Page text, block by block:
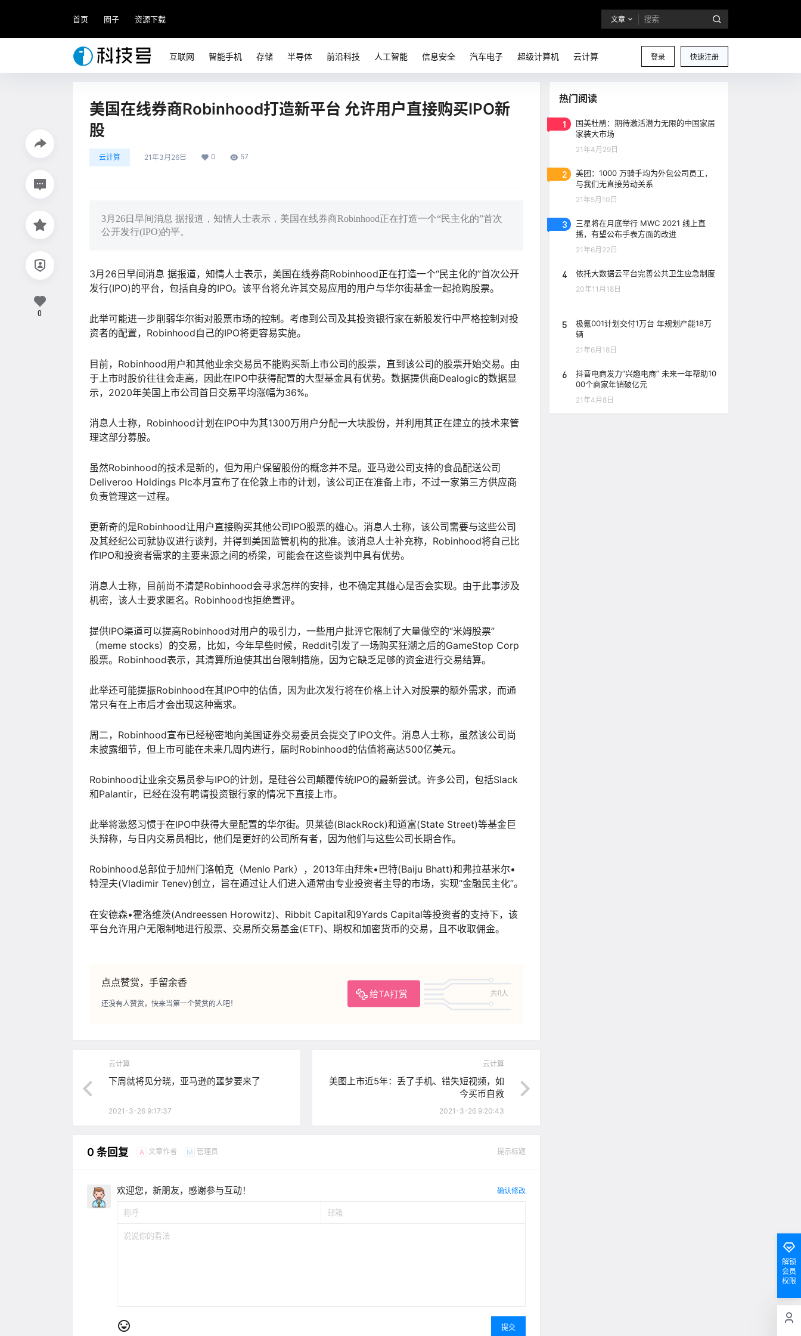
首页 圈子 资源下载 文章
登录 快速注册
互联网 智能手机 存储 半导体 前沿科技 人工智能 信息安全 汽车电子 超级计算机 云计算
美国在线券商Robinhood打造新平台 允许用户直接购买IPO新
股
云计算 21年3月26日 0 57
3月26日早间消息 据报道，知情人士表示，美国在线券商Robinhood正在打造一个“民主化的”首次
公开发行(IPO)的平。
3月26日早间消息 据报道，知情人士表示，美国在线券商Robinhood正在打造一个“民主化的”首次公开
发行(IPO)的平台，包括自身的IPO。该平台将允许其交易应用的用户与华尔街基金一起抢购股票。
此举可能进一步削弱华尔街对股票市场的控制。考虑到公司及其投资银行家在新股发行中严格控制对投
资者的配置，Robinhood自己的IPO将更容易实施。
目前，Robinhood用户和其他业余交易员不能购买新上市公司的股票，直到该公司的股票开始交易。由
于上市时股价往往会走高，因此在IPO中获得配置的大型基金具有优势。数据提供商Dealogic的数据显
示，2020年美国上市公司首日交易平均涨幅为36%。
消息人士称，Robinhood计划在IPO中为其1300万用户分配一大块股份，并利用其正在建立的技术来管
理这部分募股。
虽然Robinhood的技术是新的，但为用户保留股份的概念并不是。亚马逊公司支持的食品配送公司
Deliveroo Holdings Plc本月宣布了在伦敦上市的计划，该公司正在准备上市，不过一家第三方供应商
负责管理这一过程。
更新奇的是Robinhood让用户直接购买其他公司IPO股票的雄心。消息人士称，该公司需要与这些公司
及其经纪公司就协议进行谈判，并得到美国监管机构的批准。该消息人士补充称，Robinhood将自己比
作IPO和投资者需求的主要来源之间的桥梁，可能会在这些谈判中具有优势。
消息人士称，目前尚不清楚Robinhood会寻求怎样的安排，也不确定其雄心是否会实现。由于此事涉及
机密，该人士要求匿名。Robinhood也拒绝置评。
提供IPO渠道可以提高Robinhood对用户的吸引力，一些用户批评它限制了大量做空的“米姆股票”
（meme stocks）的交易，比如，今年早些时候，Reddit引发了一场购买狂潮之后的GameStop Corp
股票。Robinhood表示，其清算所迫使其出台限制措施，因为它缺乏足够的资金进行交易结算。
此举还可能提振Robinhood在其IPO中的估值，因为此次发行将在价格上计入对股票的额外需求，而通
常只有在上市后才会出现这种需求。
周二，Robinhood宣布已经秘密地向美国证券交易委员会提交了IPO文件。消息人士称，虽然该公司尚
未披露细节，但上市可能在未来几周内进行，届时Robinhood的估值将高达500亿美元。
Robinhood让业余交易员参与IPO的计划，是硅谷公司颠覆传统IPO的最新尝试。许多公司，包括Slack
和Palantir，已经在没有聘请投资银行家的情况下直接上市。
此举将激怒习惯于在IPO中获得大量配置的华尔街。贝莱德(BlackRock)和道富(State Street)等基金巨
头辩称，与日内交易员相比，他们是更好的公司所有者，因为他们与这些公司长期合作。
Robinhood总部位于加州门洛帕克（Menlo Park），2013年由拜朱•巴特(Baiju Bhatt)和弗拉基米尔•
特涅夫(Vladimir Tenev)创立，旨在通过让人们进入通常由专业投资者主导的市场，实现“金融民主化”。
在安德森•霍洛维茨(Andreessen Horowitz)、Ribbit Capital和9Yards Capital等投资者的支持下，该
平台允许用户无限制地进行股票、交易所交易基金(ETF)、期权和加密货币的交易，且不收取佣金。
点点赞赏，手留余香
给TA打赏 共0人
还没有人赞赏，快来当第一个赞赏的人吧！
0
云计算
下周就将见分晓，亚马逊的噩梦要来了
2021-3-26 9:17:37
云计算
美图上市近5年：丢了手机、错失短视频，如
今买币自救
2021-3-26 9:20:43
0 条回复 A 文章作者 M 管理员 提示标题
欢迎您，新朋友，感谢参与互动！ 确认修改
提交
热门阅读
1
国美杜鹃：期待激活潜力无限的中国家居
家装大市场
21年4月29日
2
美团：1000 万骑手均为外包公司员工，
与我们无直接劳动关系
21年5月10日
3
三星将在月底举行 MWC 2021 线上直
播，有望公布手表方面的改进
21年6月22日
4 依托大数据云平台完善公共卫生应急制度
20年11月18日
5
极氪001计划交付1万台 年规划产能18万
辆
21年6月18日
6
抖音电商发力“兴趣电商” 未来一年帮助10
00个商家年销破亿元
21年4月8日
解锁
会员
权限